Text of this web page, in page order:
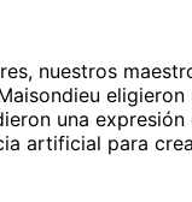
nuestros
una expresión
artificial para